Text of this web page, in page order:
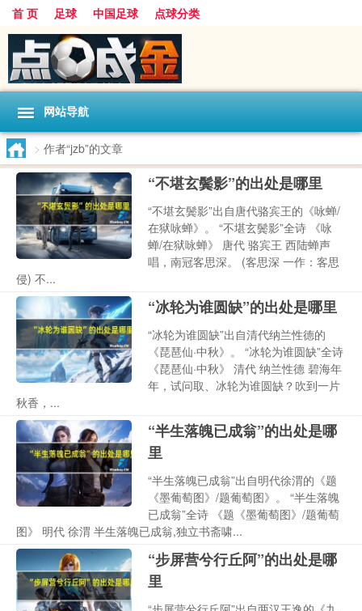
首 页 足球 中国足球 点球分类
网站导航
> 作者“jzb”的文章
“不堪玄鬓影”的出处是哪里
“不堪玄鬓影”出自唐代骆宾王的《咏蝉/
在狱咏蝉》。 “不堪玄鬓影”全诗 《咏
蝉/在狱咏蝉》 唐代 骆宾王 西陆蝉声
唱，南冠客思深。 (客思深 一作：客思
侵) 不...
“冰轮为谁圆缺”的出处是哪里
“冰轮为谁圆缺”出自清代纳兰性德的
《琵琶仙·中秋》。 “冰轮为谁圆缺”全诗
《琵琶仙·中秋》 清代 纳兰性德 碧海年
年，试问取、冰轮为谁圆缺？吹到一片
秋香，...
“半生落魄已成翁”的出处是哪
里
“半生落魄已成翁”出自明代徐渭的《题
《墨葡萄图》/题葡萄图》。 “半生落魄
已成翁”全诗 《题《墨葡萄图》/题葡萄
图》 明代 徐渭 半生落魄已成翁,独立书斋啸...
“步屏营兮行丘阿”的出处是哪
里